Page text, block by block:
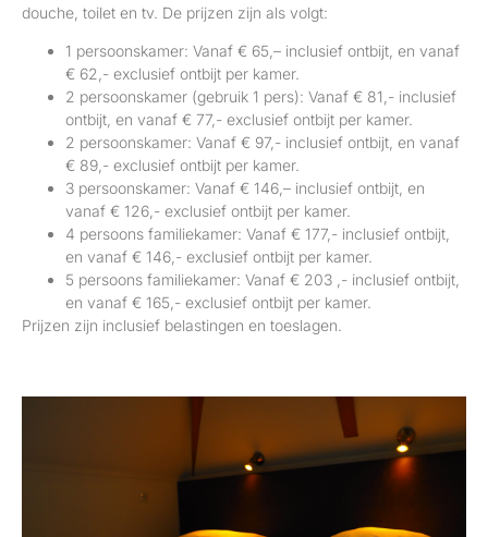
douche, toilet en tv. De prijzen zijn als volgt:
1 persoonskamer: Vanaf € 65,– inclusief ontbijt, en vanaf
€ 62,- exclusief ontbijt per kamer.
2 persoonskamer (gebruik 1 pers): Vanaf € 81,- inclusief
ontbijt, en vanaf € 77,- exclusief ontbijt per kamer.
2 persoonskamer: Vanaf € 97,- inclusief ontbijt, en vanaf
€ 89,- exclusief ontbijt per kamer.
3 persoonskamer: Vanaf € 146,– inclusief ontbijt, en
vanaf € 126,- exclusief ontbijt per kamer.
4 persoons familiekamer: Vanaf € 177,- inclusief ontbijt,
en vanaf € 146,- exclusief ontbijt per kamer.
5 persoons familiekamer: Vanaf € 203 ,- inclusief ontbijt,
en vanaf € 165,- exclusief ontbijt per kamer.
Prijzen zijn inclusief belastingen en toeslagen.